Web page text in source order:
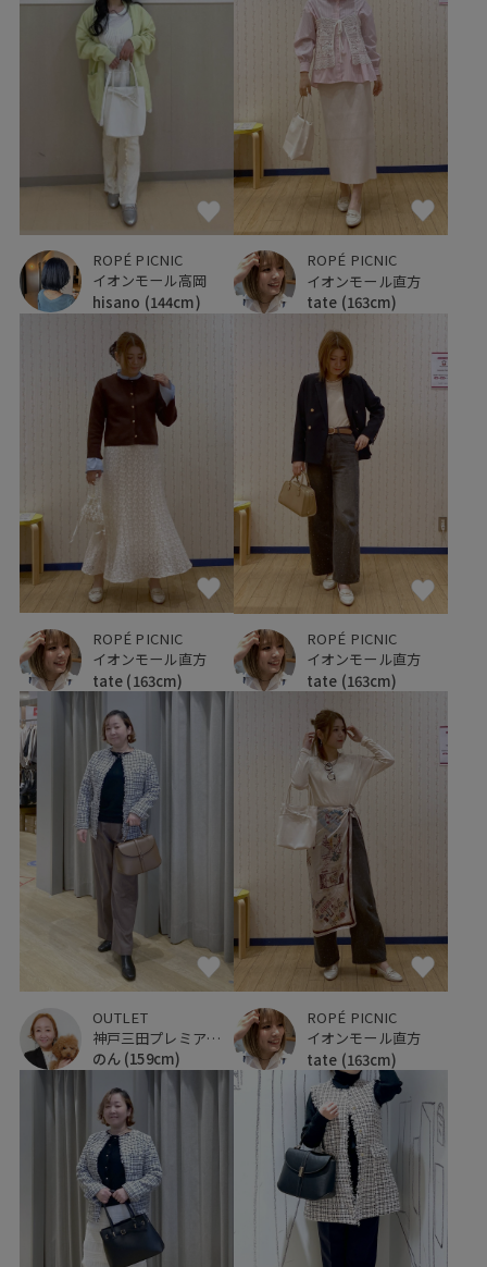
ROPÉ PICNIC
イオンモール高岡
hisano (144cm)
ROPÉ PICNIC
イオンモール直方
tate (163cm)
ROPÉ PICNIC
イオンモール直方
tate (163cm)
ROPÉ PICNIC
イオンモール直方
tate (163cm)
OUTLET
神戸三田プレミアム・アウトレット
のん (159cm)
ROPÉ PICNIC
イオンモール直方
tate (163cm)